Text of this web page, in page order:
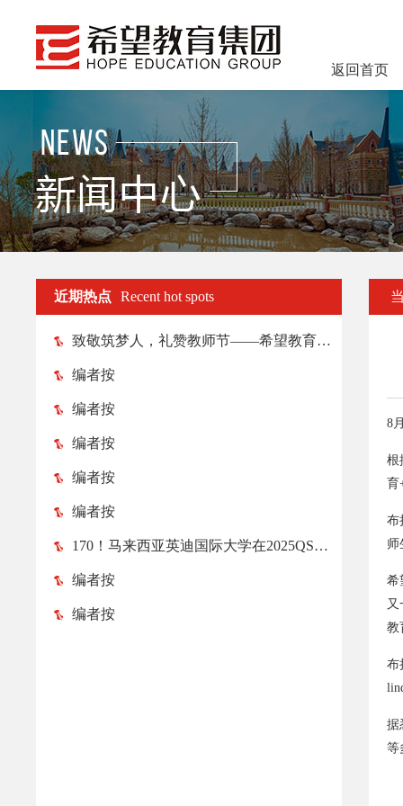
返回首页
近期热点 Recent hot spots
致敬筑梦人，礼赞教师节——希望教育各院校纷纷举行教师节庆祝活动
编者按
编者按
编者按
编者按
编者按
170！马来西亚英迪国际大学在2025QS亚洲大学排名榜中跃升52位！
编者按
编者按
8
根
育
布
师
希
教
布
据
等